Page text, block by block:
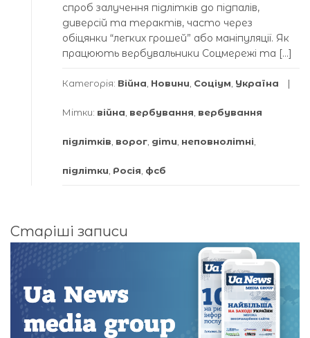
спроб залучення підлітків до підпалів,
диверсій та терактів, часто через
обіцянки “легких грошей” або маніпуляції. Як
працюють вербувальники Соцмережі та […]
Категорія: Війна, Новини, Соціум, Україна
Мітки: війна, вербування, вербування
підлітків, ворог, діти, неповнолітні,
підлітки, Росія, фсб
Навігація
за
Старіші записи